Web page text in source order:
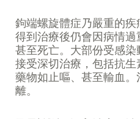
鉤端螺旋體症乃嚴重的
得到治療後仍會因病情
甚至死亡。大部份受感
接受深切治療，包括抗
藥物如止嘔、甚至輸血
離。